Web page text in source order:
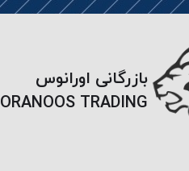
بازرگانی اورانوس
ORANOOS TRADING